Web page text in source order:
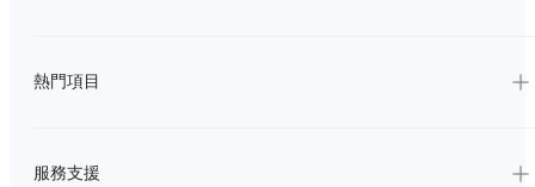
熱門項目
服務支援